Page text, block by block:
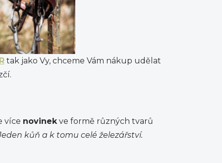
tak jako Vy, chceme Vám nákup udělat
více novinekve formě různých tvarů
kůň a k tomu celé železářství.